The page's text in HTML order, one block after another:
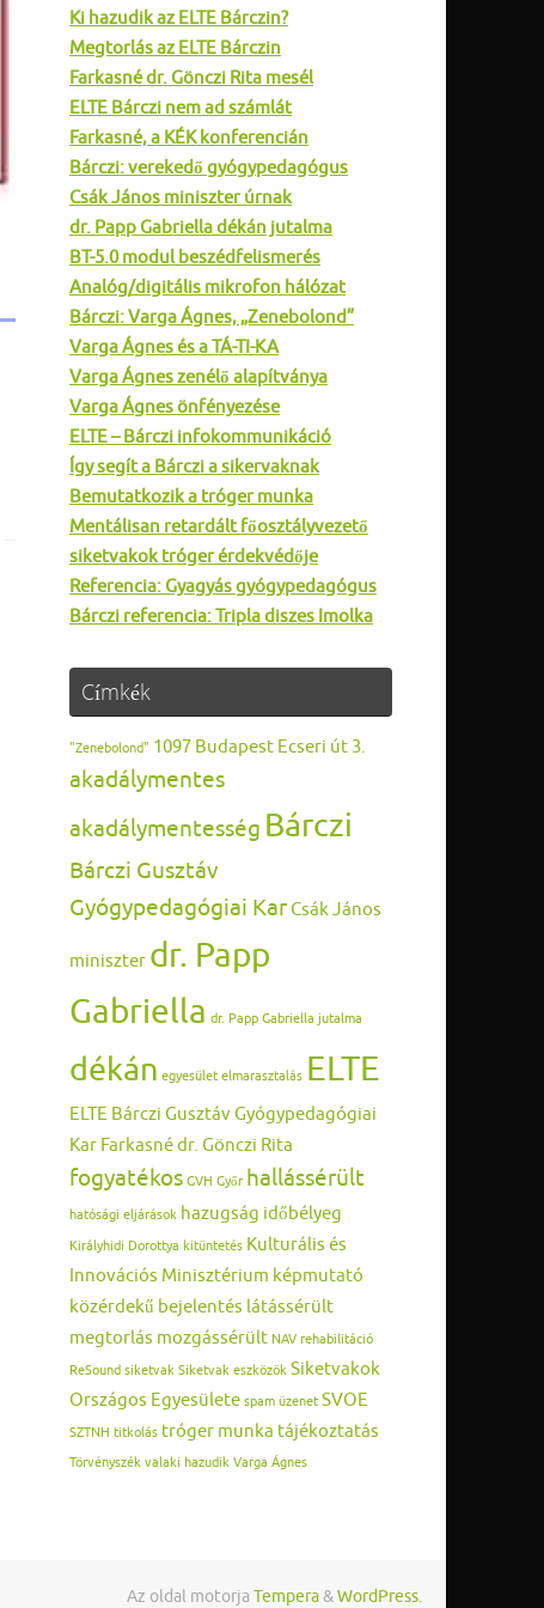
Ki hazudik az ELTE Bárczin?
Megtorlás az ELTE Bárczin
Farkasné dr. Gönczi Rita mesél
ELTE Bárczi nem ad számlát
Farkasné, a KÉK konferencián
Bárczi: verekedő gyógypedagógus
Csák János miniszter úrnak
dr. Papp Gabriella dékán jutalma
BT-5.0 modul beszédfelismerés
Analóg/digitális mikrofon hálózat
Bárczi: Varga Ágnes, „Zenebolond”
Varga Ágnes és a TÁ-TI-KA
Varga Ágnes zenélő alapítványa
Varga Ágnes önfényezése
ELTE – Bárczi infokommunikáció
Így segít a Bárczi a sikervaknak
Bemutatkozik a tróger munka
Mentálisan retardált főosztályvezető
siketvakok tróger érdekvédője
Referencia: Gyagyás gyógypedagógus
Bárczi referencia: Tripla diszes Imolka
Címkék
"Zenebolond" 1097 Budapest Ecseri út 3.
akadálymentes
akadálymentesség Bárczi
Bárczi Gusztáv
Gyógypedagógiai KarCsák János
miniszter dr. Papp
Gabriella dr. Papp Gabriella jutalma
dékán egyesület elmarasztalás ELTE
ELTE Bárczi Gusztáv Gyógypedagógiai
Kar Farkasné dr. Gönczi Rita
fogyatékos GVH Győr hallássérült
hatósági eljárások hazugság időbélyeg
Királyhidi Dorottya kitüntetés Kulturális és
Innovációs Minisztérium képmutató
közérdekű bejelentés látássérült
megtorlás mozgássérült NAV rehabilitáció
ReSound siketvak Siketvak eszközök Siketvakok
Országos Egyesülete spam üzenet SVOE
SZTNH titkolás tróger munka tájékoztatás
Törvényszék valaki hazudik Varga Ágnes
Az oldal motorja Tempera&WordPress.